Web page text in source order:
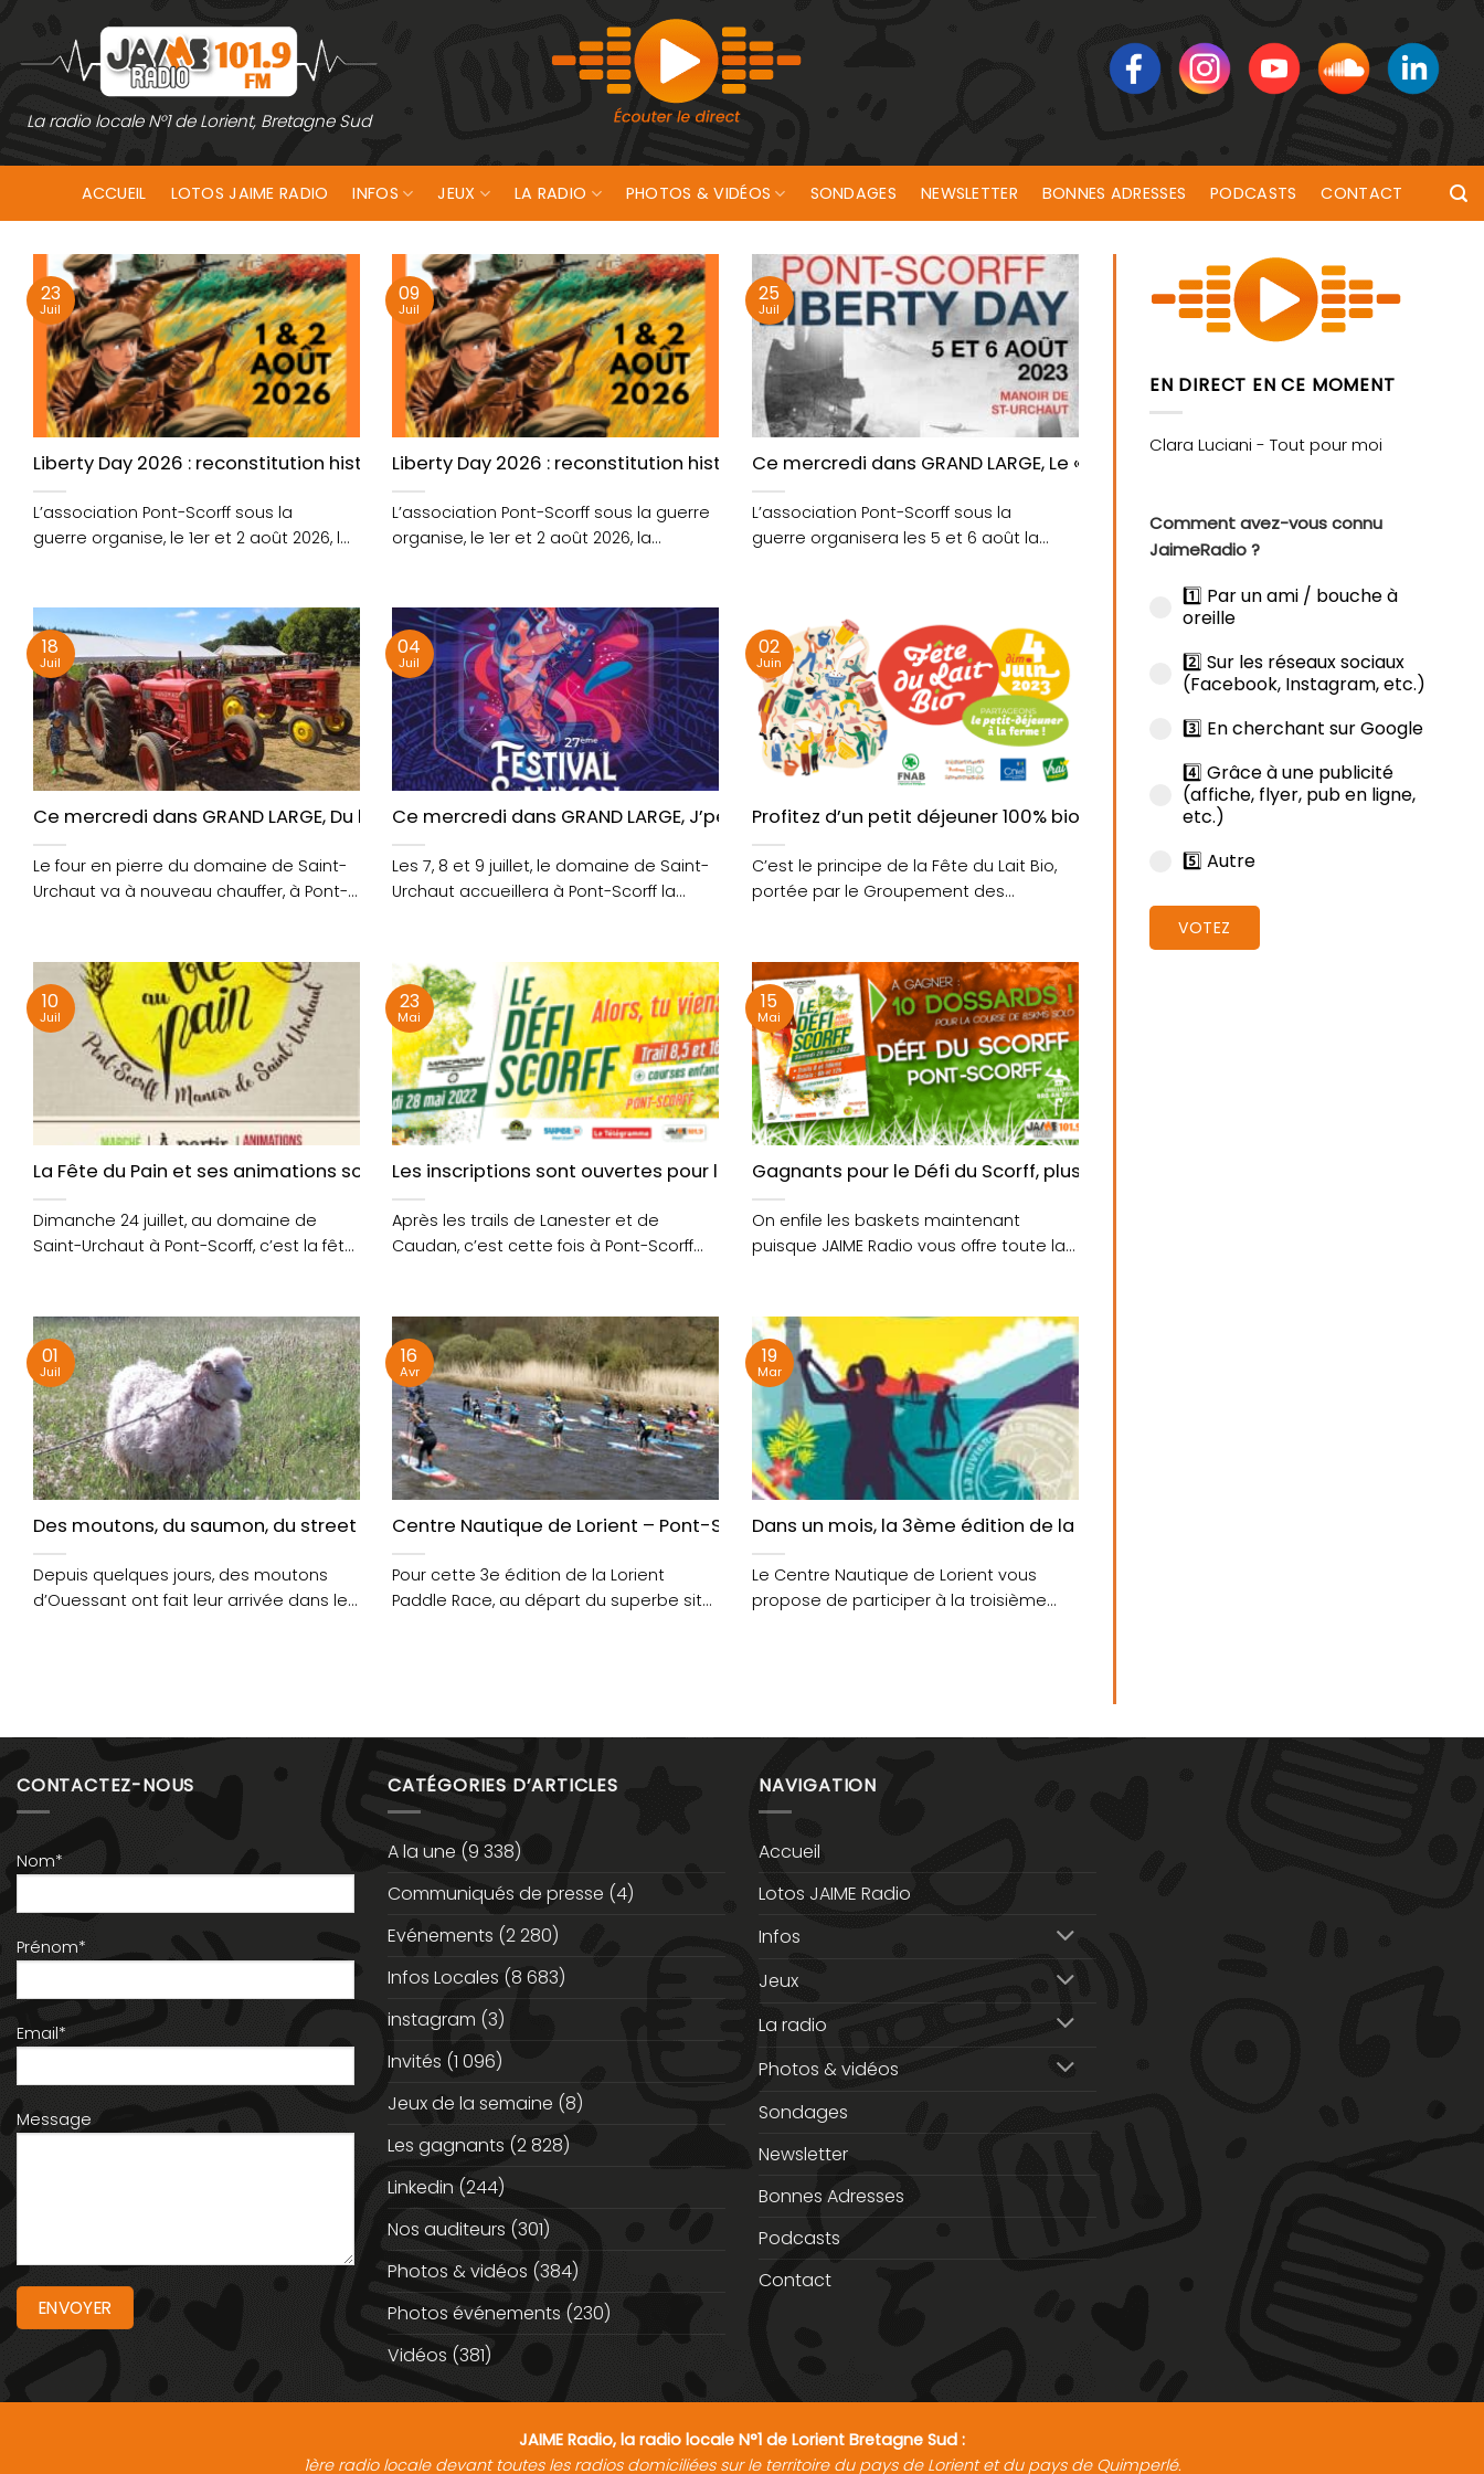
contenu
La radio locale N°1 de Lorient, Bretagne Sud
ACCUEIL LOTOS JAIME RADIO INFOS JEUX LA RADIO PHOTOS & VIDÉOS SONDAGES NEWSLETTER BONNES ADRESSES PODCASTS CONTACT
Liberty Day 2026 : reconstitution historique à Pont-Scorff !
L’association Pont-Scorff sous la
guerre organise, le 1er et 2 août 2026, la
23
Juil
Liberty Day 2026 : reconstitution historique à Pont-Scorff !
L’association Pont-Scorff sous la guerre
organise, le 1er et 2 août 2026, la
09
Juil
Ce mercredi dans GRAND LARGE, Le « Pont-Scorff Liberty Day », les 5 et 6 août à
L’association Pont-Scorff sous la
guerre organisera les 5 et 6 août la
25
Juil
Ce mercredi dans GRAND LARGE, Du blé au pain, c’est l’été à Pont-Scorff !
Le four en pierre du domaine de Saint-
Urchaut va à nouveau chauffer, à Pont-
18
Juil
Ce mercredi dans GRAND LARGE, J’peux pas, j’ai Saumon !
Les 7, 8 et 9 juillet, le domaine de Saint-
Urchaut accueillera à Pont-Scorff la
04
Juil
Profitez d’un petit déjeuner 100% bio et local, ce week-end, à la Fête du Lait Bio
C’est le principe de la Fête du Lait Bio,
portée par le Groupement des
02
Juin
La Fête du Pain et ses animations sont de retour ! Et c’est dimanche 24 juillet !
Dimanche 24 juillet, au domaine de
Saint-Urchaut à Pont-Scorff, c’est la fête
10
Juil
Les inscriptions sont ouvertes pour le Défi du Scorff 🏃
Après les trails de Lanester et de
Caudan, c’est cette fois à Pont-Scorff
23
Mai
Gagnants pour le Défi du Scorff, plusieurs courses nature à découvrir le 28 mai !
On enfile les baskets maintenant
puisque JAIME Radio vous offre toute la
15
Mai
Des moutons, du saumon, du street art et une guinguette au bord de l’eau, cette semaine dans Grand Large !
Depuis quelques jours, des moutons
d’Ouessant ont fait leur arrivée dans le
01
Juil
Centre Nautique de Lorient – Pont-Scorff/Lorient Paddle Race : un raid exigeant
Pour cette 3e édition de la Lorient
Paddle Race, au départ du superbe site
16
Avr
Dans un mois, la 3ème édition de la Paddle Race s’élancera de Pont-Scorff !
Le Centre Nautique de Lorient vous
propose de participer à la troisième
19
Mar
EN DIRECT EN CE MOMENT
Comment avez-vous connu
JaimeRadio ?
1️⃣ Par un ami / bouche à
oreille
2️⃣ Sur les réseaux sociaux
(Facebook, Instagram, etc.)
3️⃣ En cherchant sur Google
4️⃣ Grâce à une publicité
(affiche, flyer, pub en ligne,
etc.)
5️⃣ Autre
VOTEZ
CONTACTEZ-NOUS
Nom*
Prénom*
Email*
Message
CATÉGORIES D’ARTICLES
A la une (9 338)
Communiqués de presse (4)
Evénements (2 280)
Infos Locales (8 683)
instagram (3)
Invités (1 096)
Jeux de la semaine (8)
Les gagnants (2 828)
Linkedin (244)
Nos auditeurs (301)
Photos & vidéos (384)
Photos événements (230)
Vidéos (381)
NAVIGATION
Accueil
Lotos JAIME Radio
Infos
Jeux
La radio
Photos & vidéos
Sondages
Newsletter
Bonnes Adresses
Podcasts
Contact
JAIME Radio, la radio locale N°1 de Lorient Bretagne Sud :
1ère radio locale devant toutes les radios domiciliées sur le territoire du pays de Lorient et du pays de Quimperlé.